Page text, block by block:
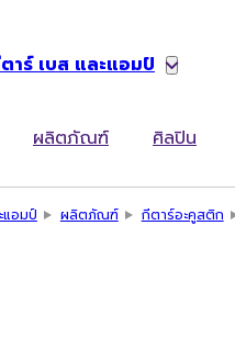
าร์ เบส และแอมป์
ผลิตภัณฑ์ ศิลปิน
แอมป์ ผลิตภัณฑ์ กีตาร์อะคูสติก